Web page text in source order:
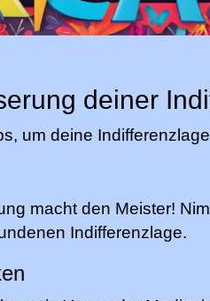
deiner
um deine
macht den Meister!
Indifferenzlage.